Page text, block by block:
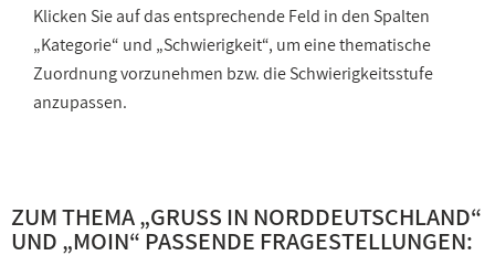
Klicken Sie auf das entsprechende Feld in den Spalten
„Kategorie“ und „Schwierigkeit“, um eine thematische
Zuordnung vorzunehmen bzw. die Schwierigkeitsstufe
anzupassen.
ZUM THEMA „GRUSS IN NORDDEUTSCHLAND “
UND „MOIN“ PASSENDE FRAGESTELLUNGEN: